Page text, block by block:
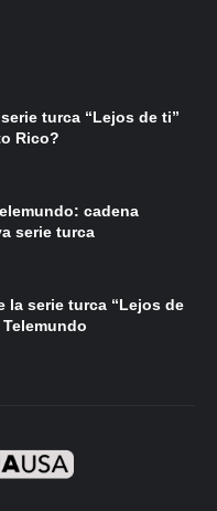
turca “Lejos de ti”
Rico?
cadena
serie turca
la serie turca “Lejos de